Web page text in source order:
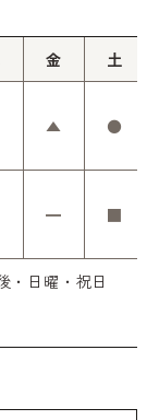
金 土
▲ ●
━ ■
・日曜・祝日